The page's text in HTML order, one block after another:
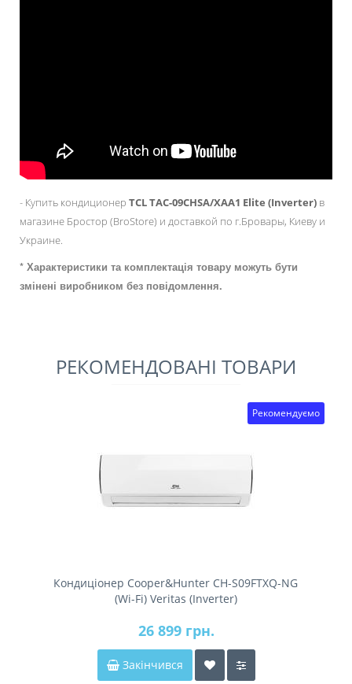
- Купить кондиционер TCLTAC-09CHSA/XAA1 Elite (Inverter) в
магазине Бростор (BroStore) и доставкой по г.Бровары, Киеву и
Украине.
* Характеристики та комплектація товару можуть бути
змінені виробником без повідомлення.
РЕКОМЕНДОВАНІ ТОВАРИ
Рекомендуємо
Кондиціонер Cooper&Hunter CH-S09FTXQ-NG
(Wi-Fi) Veritas (Inverter)
26 899 грн.
Закінчився